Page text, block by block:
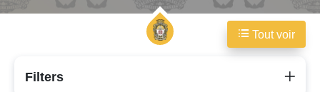
2022
Filters
Tout voir